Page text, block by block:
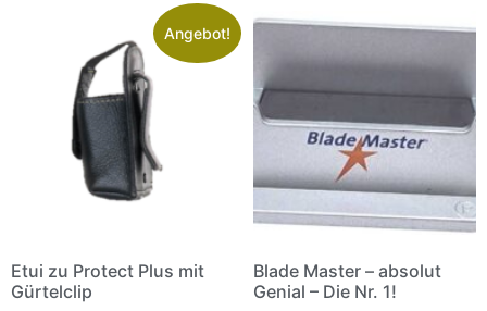
Angebot!
Etui zu Protect Plus mit
Gürtelclip
Blade Master – absolut
Genial – Die Nr. 1!